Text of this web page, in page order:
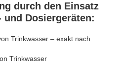
durch den Einsatz
und Dosiergeräten:
Trinkwasser – exakt nach
Trinkwasser